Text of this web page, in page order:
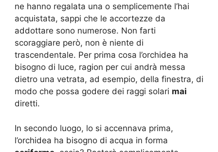
ne hanno regalata una o semplicemente l’hai
acquistata, sappi che le accortezze da
addottare sono numerose. Non farti
scoraggiare però, non è niente di
trascendentale. Per prima cosa l’orchidea ha
bisogno di luce, ragion per cui andrà messa
dietro una vetrata, ad esempio, della finestra, di
modo che possa godere dei raggi solari mai
diretti.
In secondo luogo, lo si accennava prima,
l’orchidea ha bisogno di acqua in forma